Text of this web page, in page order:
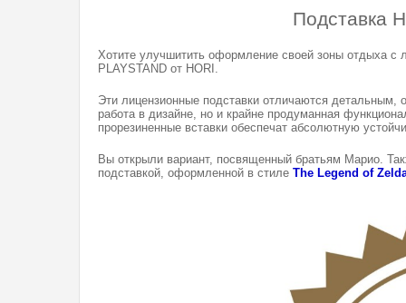
Подставка
Хотите улучшитить оформление своей зоны отдыха с
PLAYSTAND от HORI.
Эти лицензионные подставки отличаются детальным,
работа в дизайне, но и крайне продуманная
прорезиненные вставки обеспечат абсолютную
Вы открыли вариант, посвященный братьям Марио.
подставкой, оформленной в стиле The Legend of